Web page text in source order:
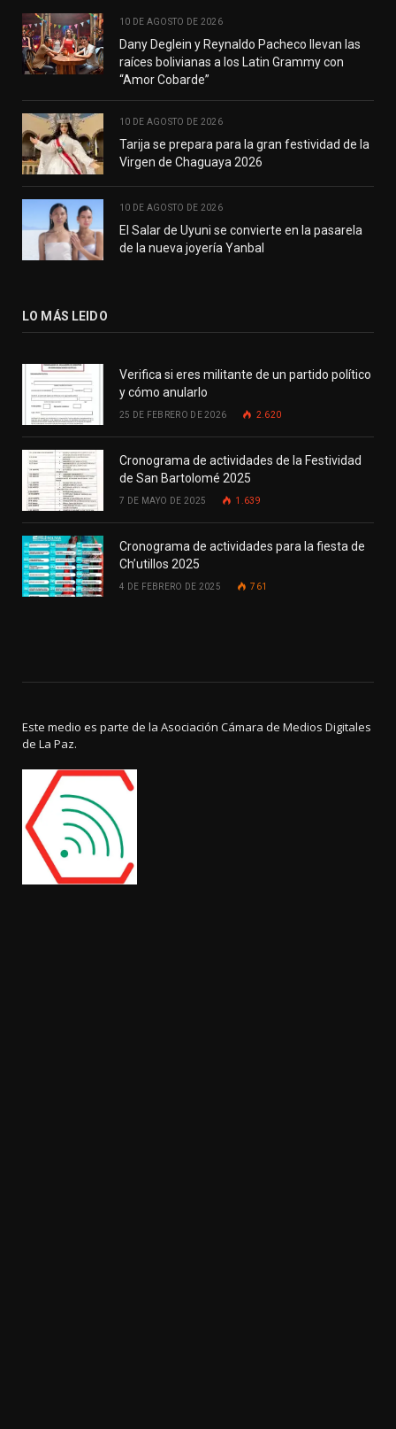
10 DE AGOSTO DE 2026
Dany Deglein y Reynaldo Pacheco llevan las
raíces bolivianas a los Latin Grammy con
“Amor Cobarde”
10 DE AGOSTO DE 2026
Tarija se prepara para la gran festividad de la
Virgen de Chaguaya 2026
10 DE AGOSTO DE 2026
El Salar de Uyuni se convierte en la pasarela
de la nueva joyería Yanbal
LO MÁS LEIDO
Verifica si eres militante de un partido político
y cómo anularlo
25 DE FEBRERO DE 2026 2.620
Cronograma de actividades de la Festividad
de San Bartolomé 2025
7 DE MAYO DE 2025 1.639
Cronograma de actividades para la fiesta de
Ch’utillos 2025
4 DE FEBRERO DE 2025 761
Este medio es parte de la Asociación Cámara de Medios Digitales
de La Paz.